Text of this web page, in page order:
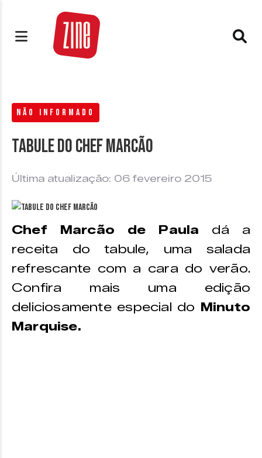
NÃO INFORMADO
Tabule do Chef Marcão
Última atualização: 06 fevereiro 2015
Chef Marcão de Paula dá a
receita do tabule, uma salada
refrescante com a cara do verão.
Confira mais uma edição
deliciosamente especial do Minuto
Marquise.